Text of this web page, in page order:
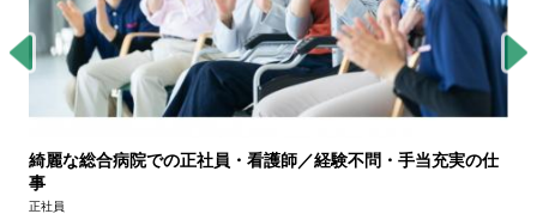
綺麗な総合病院での正社員・看護師／経験不問・手当充実の仕
事
正社員